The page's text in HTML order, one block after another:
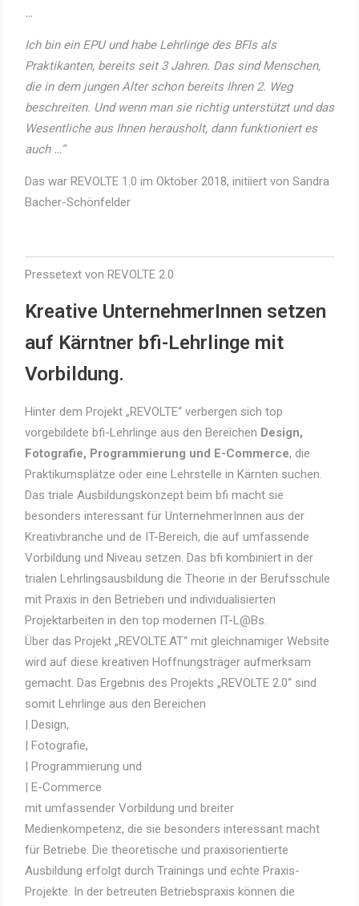
…
Ich bin ein EPU und habe Lehrlinge des BFls als
Praktikanten, bereits seit 3 Jahren. Das sind Menschen,
die in dem jungen Alter schon bereits Ihren 2. Weg
beschreiten. Und wenn man sie richtig unterstützt und das
Wesentliche aus Ihnen herausholt, dann funktioniert es
auch …“
Das war REVOLTE 1.0 im Oktober 2018, initiiert von Sandra
Bacher-Schönfelder
Pressetext von REVOLTE 2.0
Kreative UnternehmerInnen setzen
auf Kärntner bfi-Lehrlinge mit
Vorbildung.
Hinter dem Projekt „REVOLTE“ verbergen sich top
vorgebildete bfi-Lehrlinge aus den Bereichen Design,
Fotografie, Programmierung und E-Commerce, die
Praktikumsplätze oder eine Lehrstelle in Kärnten suchen.
Das triale Ausbildungskonzept beim bfi macht sie
besonders interessant für UnternehmerInnen aus der
Kreativbranche und de IT-Bereich, die auf umfassende
Vorbildung und Niveau setzen. Das bfi kombiniert in der
trialen Lehrlingsausbildung die Theorie in der Berufsschule
mit Praxis in den Betrieben und individualisierten
Projektarbeiten in den top modernen IT-L@Bs.
Über das Projekt „REVOLTE.AT“ mit gleichnamiger Website
wird auf diese kreativen Hoffnungsträger aufmerksam
gemacht. Das Ergebnis des Projekts „REVOLTE 2.0“ sind
somit Lehrlinge aus den Bereichen
| Design,
| Fotografie,
| Programmierung und
| E-Commerce
mit umfassender Vorbildung und breiter
Medienkompetenz, die sie besonders interessant macht
für Betriebe. Die theoretische und praxisorientierte
Ausbildung erfolgt durch Trainings und echte Praxis-
Projekte. In der betreuten Betriebspraxis können die